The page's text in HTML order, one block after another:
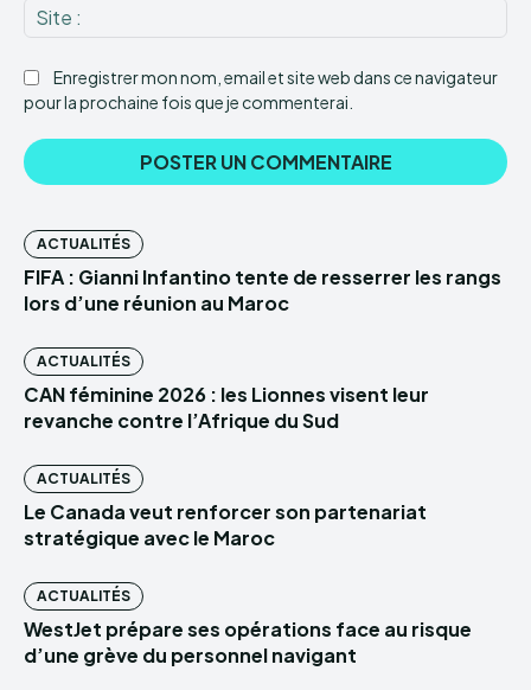
:
Enregistrer mon nom, email et site web dans ce navigateur
pour la prochaine fois que je commenterai.
ACTUALITÉS
FIFA : Gianni Infantino tente de resserrer les rangs
lors d’une réunion au Maroc
ACTUALITÉS
CAN féminine 2026 : les Lionnes visent leur
revanche contre l’Afrique du Sud
ACTUALITÉS
Le Canada veut renforcer son partenariat
stratégique avec le Maroc
ACTUALITÉS
WestJet prépare ses opérations face au risque
d’une grève du personnel navigant